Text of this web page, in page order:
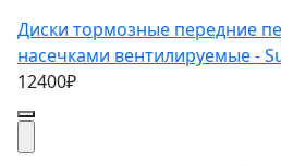
Диски тормозные передние
насечками вентилируемые -
12400₽